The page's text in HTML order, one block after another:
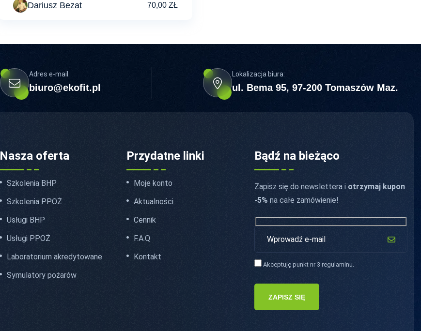
Dariusz Bezat 70,00ZŁ
Adres e-mail
biuro@ekofit.pl
Lokalizacja biura:
ul. Bema 95, 97-200 Tomaszów Maz.
Nasza oferta
Szkolenia BHP
Szkolenia PPOŻ
Usługi BHP
Usługi PPOŻ
Laboratorium akredytowane
Symulatory pożarów
Przydatne linki
Moje konto
Aktualności
Cennik
F.A.Q
Kontakt
Bądź na bieżąco
Zapisz się do newslettera i otrzymaj kupon
-5% na całe zamówienie!
Akceptuję punkt nr 3 regulaminu.
ZAPISZ SIĘ